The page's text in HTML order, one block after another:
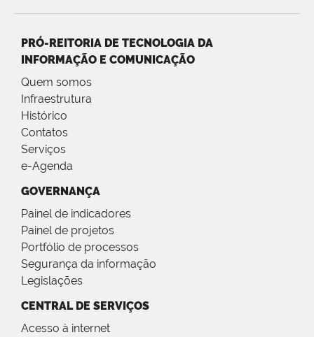
PRÓ-REITORIA DE TECNOLOGIA DA
INFORMAÇÃO E COMUNICAÇÃO
Quem somos
Infraestrutura
Histórico
Contatos
Serviços
e-Agenda
GOVERNANÇA
Painel de indicadores
Painel de projetos
Portfólio de processos
Segurança da informação
Legislações
CENTRAL DE SERVIÇOS
Acesso à internet